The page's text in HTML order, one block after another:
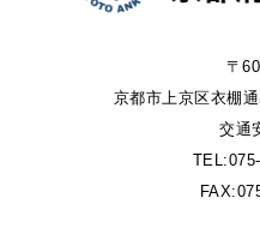
〒
京都市上京区衣棚
交通